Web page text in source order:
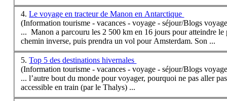
4.Le voyage en tracteur de Manon en Antarctique
(Information tourisme - vacances - voyage - séjour/Blogs
... Manon a parcouru les 2 500 km en 16 jours pour atteindre
chemin inverse, puis prendra un vol pour Amsterdam. Son ...
5.Top 5 des destinations hivernales
(Information tourisme - vacances - voyage - séjour/Blogs
... l’autre bout du monde pour voyager, pourquoi ne pas aller
accessible entrain (par le Thalys) ...